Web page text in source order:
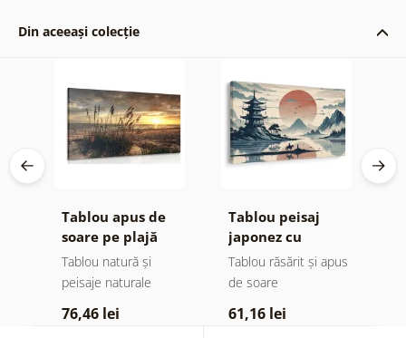
Din aceeași colecție
Tablou apus de
soare pe plajă
Tablou natură și
peisaje naturale
76,46 lei
Tablou peisaj
japonez cu
călăreț
Tablou răsărit și apus
de soare
61,16 lei